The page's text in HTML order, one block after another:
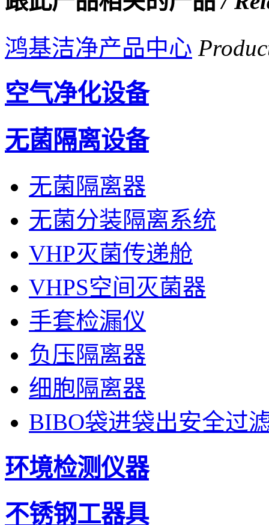
鸿基洁净产品中心
空气净化设备
无菌隔离设备
无菌隔离器
无菌分装隔离系统
VHP灭菌传递舱
VHPS空间灭菌器
手套检漏仪
负压隔离器
细胞隔离器
BIBO袋进袋出安全过
环境检测仪器
不锈钢工器具